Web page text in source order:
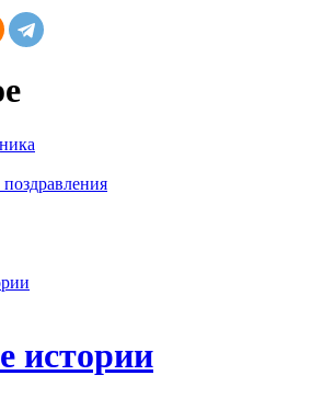
истории